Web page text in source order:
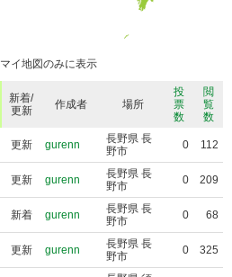
マイ地図のみに表示
新着/
更新
作成者 場所
投
票
数
閲
覧
数
更新 gurenn
長野県 長
野市
0 112
更新 gurenn
長野県 長
野市
0 209
新着 gurenn
長野県 長
野市
0 68
更新 gurenn
長野県 長
野市
0 325